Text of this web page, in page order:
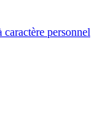
personnel